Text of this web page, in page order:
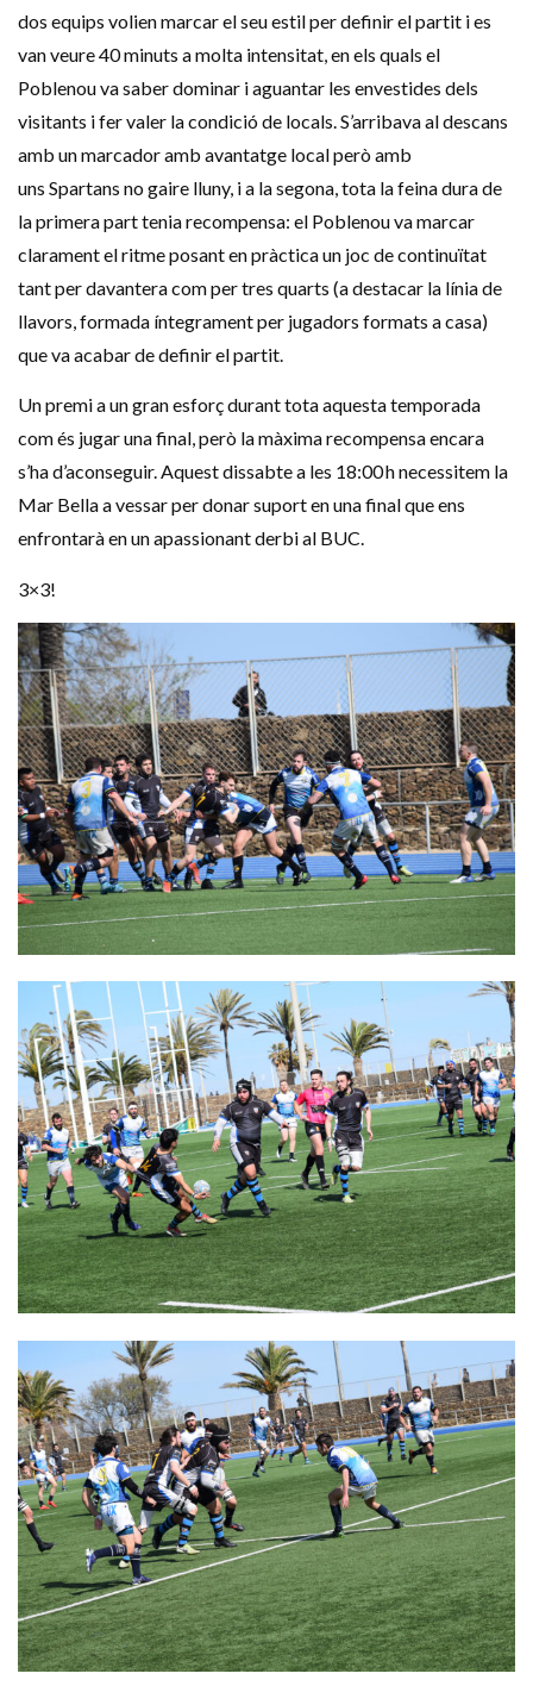
dos equips volien marcar el seu estil per definir el partit i es
van veure 40 minuts a molta intensitat, en els quals el
Poblenou va saber dominar i aguantar les envestides dels
visitants i fer valer la condició de locals. S’arribava al descans
amb un marcador amb avantatge local però amb
uns Spartans no gaire lluny, i a la segona, tota la feina dura de
la primera part tenia recompensa: el Poblenou va marcar
clarament el ritme posant en pràctica un joc de continuïtat
tant per davantera com per tres quarts (a destacar la línia de
llavors, formada íntegrament per jugadors formats a casa)
que va acabar de definir el partit.
Un premi a un gran esforç durant tota aquesta temporada
com és jugar una final, però la màxima recompensa encara
s’ha d’aconseguir. Aquest dissabte a les 18:00 h necessitem la
Mar Bella a vessar per donar suport en una final que ens
enfrontarà en un apassionant derbi al BUC.
3×3!